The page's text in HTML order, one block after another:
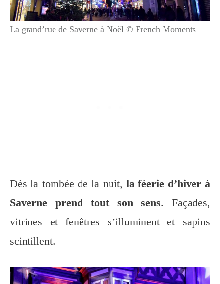
La grand’rue de Saverne à Noël © French Moments
Dès la tombée de la nuit, la féerie d’hiver à
Saverne prend tout son sens. Façades,
vitrines et fenêtres s’illuminent et sapins
scintillent.